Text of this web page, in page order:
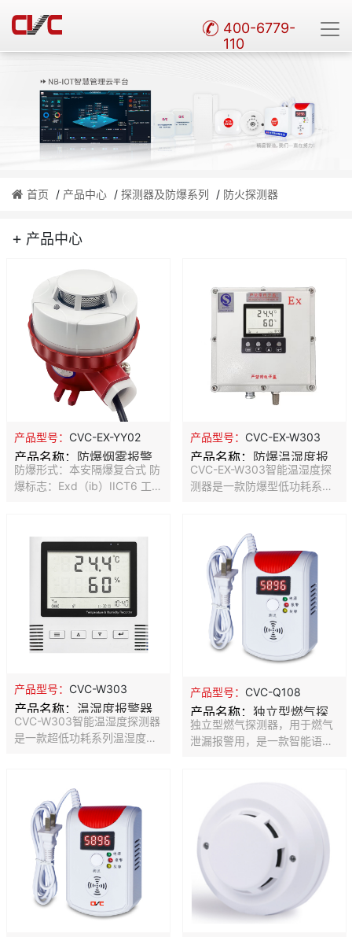
400-6779-
110
首页 / 产品中心 / 探测器及防爆系列 / 防火探测器
+ 产品中心
产品型号： CVC-EX-YY02
产品名称： 防爆烟雾报警
器
防爆形式：本安隔爆复合式 防
爆标志：Exd（ib）IICT6 工作
10mA≤I≤30mA 响应阈值：
0.10dB/m~0.27dB/m 报警复
位：断电重启 最高风速：
7.6m/s(1500fpm)
产品型号： CVC-EX-W303
产品名称： 防爆温湿度报
警器
CVC-EX-W303智能温湿度探
测器是一款防爆型低功耗系列
计，完全解决电路板温度问
题，测量精度更高，响应速度
更快。
产品型号： CVC-W303
产品名称： 温湿度报警器
CVC-W303智能温湿度探测器
是一款超低功耗系列温湿度变
功耗和独特风道设计，完全解
决电路板温度问题，测量精度
更高，响应速度更快。采用瑞
士进口二代传感器探头，确保
产品优异的测量性能。RS485
信号输出，通信距离最大可达
1200 米（实测）。
产品型号： CVC-Q108
产品名称： 独立型燃气探
测器
独立型燃气探测器，用于燃气
泄漏报警用，是一款智能语音
气浓度。探测器选用高稳定性
催化燃烧式传感器,具有稳定性
高,灵敏度漂移小等特点，带浓
度显示功能。